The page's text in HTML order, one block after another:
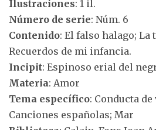
Ilustraciones: 1 il.
Número de serie: Núm. 6
Contenido: El falso halago; La
Recuerdos de mi infancia.
Incipit: Espinoso erial del
Materia: Amor
Tema específico: Conducta
Canciones españolas; Mar